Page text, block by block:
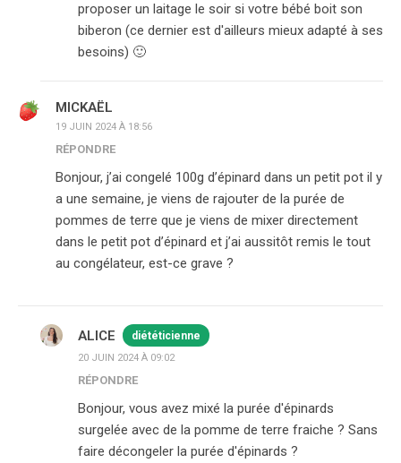
proposer un laitage le soir si votre bébé boit son
biberon (ce dernier est d'ailleurs mieux adapté à ses
besoins) 🙂
MICKAËL
19 JUIN 2024 À 18:56
RÉPONDRE
Bonjour, j’ai congelé 100g d’épinard dans un petit pot il y
a une semaine, je viens de rajouter de la purée de
pommes de terre que je viens de mixer directement
dans le petit pot d’épinard et j’ai aussitôt remis le tout
au congélateur, est-ce grave ?
ALICE diététicienne
20 JUIN 2024 À 09:02
RÉPONDRE
Bonjour, vous avez mixé la purée d'épinards
surgelée avec de la pomme de terre fraiche ? Sans
faire décongeler la purée d'épinards ?